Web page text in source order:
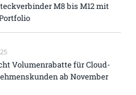
M8 bis M12 mit
Volumenrabatte für Cloud-
ab November